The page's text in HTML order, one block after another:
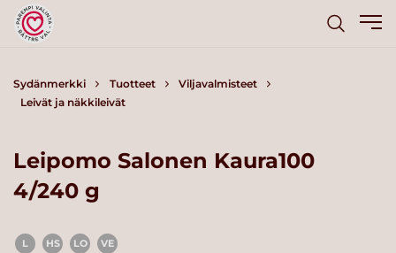
Sydänmerkki Tuotteet
Viljavalmisteet
Leivät ja näkkileivät
Leipomo Salonen Kaura100
4/240 g
L HS LO VE